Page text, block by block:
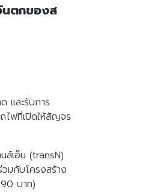
นตกของส
และรับการ
ไฟที่เปิดให้สัญจร
ส์เอ็น (transN)
มกับโครงสร้าง
บาท)